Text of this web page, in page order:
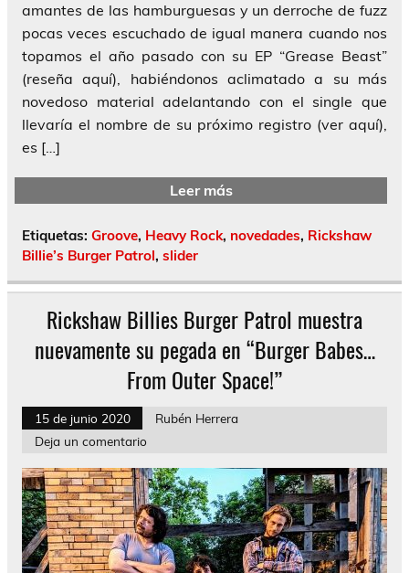
amantes de las hamburguesas y un derroche de fuzz
pocas veces escuchado de igual manera cuando nos
topamos el año pasado con su EP “Grease Beast”
(reseña aquí), habiéndonos aclimatado a su más
novedoso material adelantando con el single que
llevaría el nombre de su próximo registro (ver aquí),
es […]
Leer más
Etiquetas: Groove, Heavy Rock, novedades, Rickshaw
Billie’s Burger Patrol, slider
Rickshaw Billies Burger Patrol muestra
nuevamente su pegada en “Burger Babes…
From Outer Space!”
15 de junio 2020
Rubén Herrera
Deja un comentario